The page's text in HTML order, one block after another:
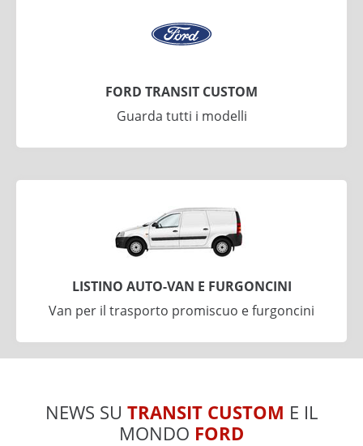
FORD TRANSIT CUSTOM
Guarda tutti i modelli
LISTINO AUTO-VAN E FURGONCINI
Van per il trasporto promiscuo e furgoncini
NEWS SU TRANSIT CUSTOM E IL
MONDO FORD